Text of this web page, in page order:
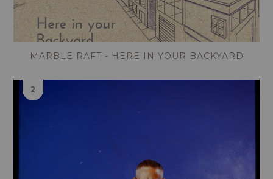
MARBLE RAFT - HERE IN YOUR BACKYARD